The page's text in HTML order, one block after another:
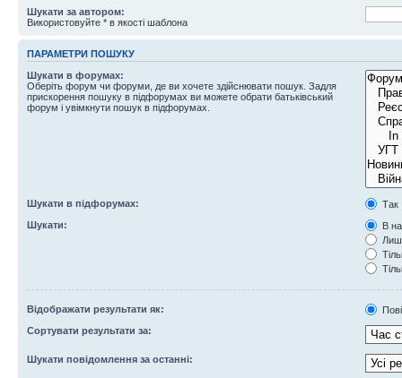
Шукати за автором:
Використовуйте * в якості шаблона
ПАРАМЕТРИ ПОШУКУ
Шукати в форумах:
Оберіть форум чи форуми, де ви хочете здійснювати пошук. Задля
прискорення пошуку в підфорумах ви можете обрати батьківський
форум і увімкнути пошук в підфорумах.
Шукати в підфорумах:
Так
Шукати:
В
Відображати результати як:
Сортувати результати за:
Шукати повідомлення за останні: